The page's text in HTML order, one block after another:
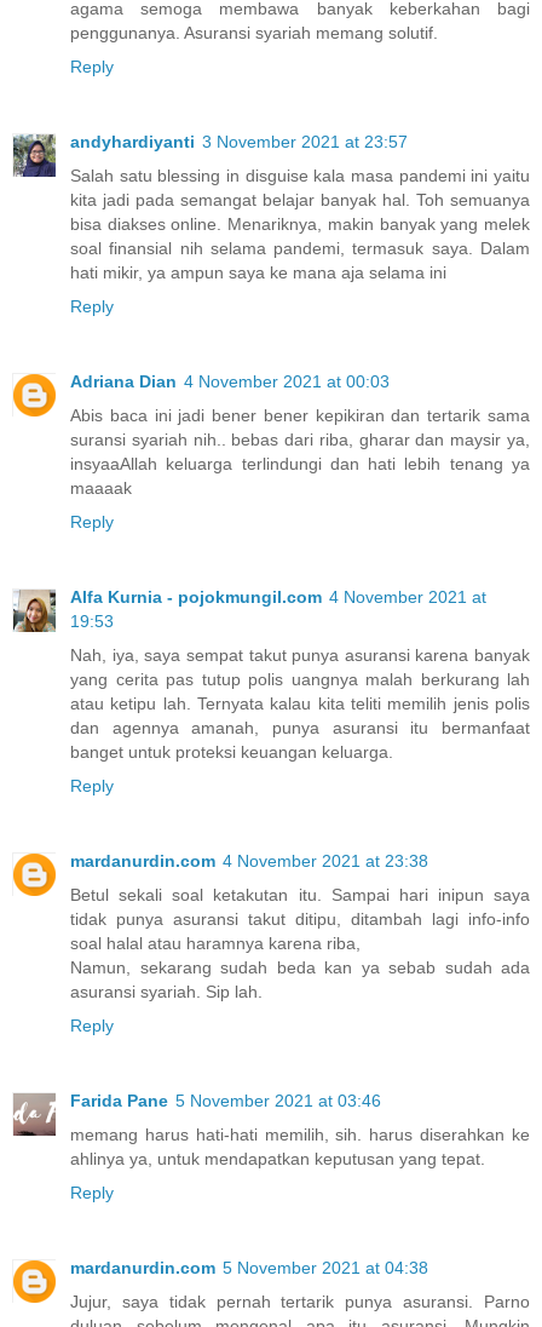
agama semoga membawa banyak keberkahan bagi
penggunanya. Asuransi syariah memang solutif.
Reply
andyhardiyanti 3 November 2021 at 23:57
Salah satu blessing in disguise kala masa pandemi ini yaitu
kita jadi pada semangat belajar banyak hal. Toh semuanya
bisa diakses online. Menariknya, makin banyak yang melek
soal finansial nih selama pandemi, termasuk saya. Dalam
hati mikir, ya ampun saya ke mana aja selama ini
Reply
Adriana Dian 4 November 2021 at 00:03
Abis baca ini jadi bener bener kepikiran dan tertarik sama
suransi syariah nih.. bebas dari riba, gharar dan maysir ya,
insyaaAllah keluarga terlindungi dan hati lebih tenang ya
maaaak
Reply
Alfa Kurnia - pojokmungil.com 4 November 2021 at
19:53
Nah, iya, saya sempat takut punya asuransi karena banyak
yang cerita pas tutup polis uangnya malah berkurang lah
atau ketipu lah. Ternyata kalau kita teliti memilih jenis polis
dan agennya amanah, punya asuransi itu bermanfaat
banget untuk proteksi keuangan keluarga.
Reply
mardanurdin.com 4 November 2021 at 23:38
Betul sekali soal ketakutan itu. Sampai hari inipun saya
tidak punya asuransi takut ditipu, ditambah lagi info-info
soal halal atau haramnya karena riba,
Namun, sekarang sudah beda kan ya sebab sudah ada
asuransi syariah. Sip lah.
Reply
Farida Pane 5 November 2021 at 03:46
memang harus hati-hati memilih, sih. harus diserahkan ke
ahlinya ya, untuk mendapatkan keputusan yang tepat.
Reply
mardanurdin.com 5 November 2021 at 04:38
Jujur, saya tidak pernah tertarik punya asuransi. Parno